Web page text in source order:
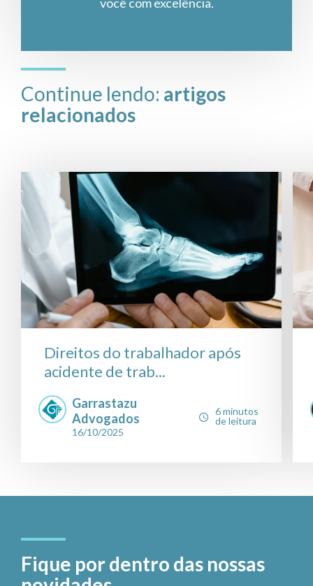
Continue lendo: artigos
relacionados
Direitos do trabalhador após
acidente de trab...
Garrastazu
Advogados
16/10/2025
6 minutos
de leitura
Fique por dentro das nossas